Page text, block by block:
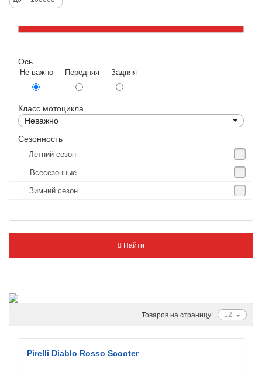
Dunlop
Excel
GoldenTyre
Gummy
IRC
IRC Tyre
Kenda
KINGS TIRE
Kingstone
Nankang
Pirelli
PMT
Ось
Не важно Передняя Задняя
Класс мотоцикла
Неважно
Сезонность
Летний сезон
Всесезонные
Зимний сезон
Найти
12
Товаров на страницу:
Pirelli Diablo Rosso Scooter